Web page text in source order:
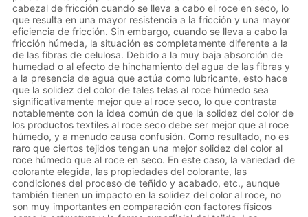
cabezal de fricción cuando se lleva a cabo el roce en seco, lo
que resulta en una mayor resistencia a la fricción y una mayor
eficiencia de fricción. Sin embargo, cuando se lleva a cabo la
fricción húmeda, la situación es completamente diferente a la
de las fibras de celulosa. Debido a la muy baja absorción de
humedad o al efecto de hinchamiento del agua de las fibras y
a la presencia de agua que actúa como lubricante, esto hace
que la solidez del color de tales telas al roce húmedo sea
significativamente mejor que al roce seco, lo que contrasta
notablemente con la idea común de que la solidez del color de
los productos textiles al roce seco debe ser mejor que al roce
húmedo, y a menudo causa confusión. Como resultado, no es
raro que ciertos tejidos tengan una mejor solidez del color al
roce húmedo que al roce en seco. En este caso, la variedad de
colorante elegida, las propiedades del colorante, las
condiciones del proceso de teñido y acabado, etc., aunque
también tienen un impacto en la solidez del color al roce, no
son muy importantes en comparación con factores físicos